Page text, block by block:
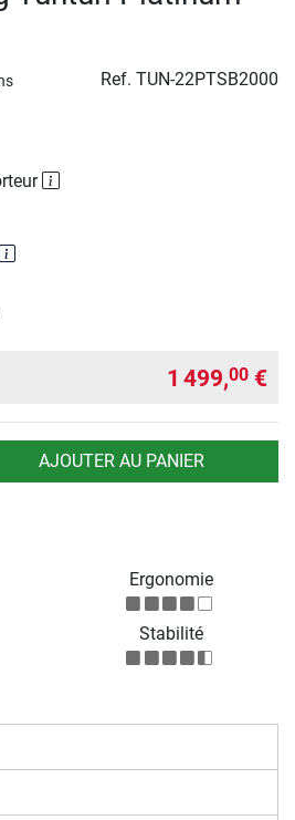
Ref. TUN-22PTSB2000
1 499,00 €
AJOUTER AU PANIER
Ergonomie
Stabilité